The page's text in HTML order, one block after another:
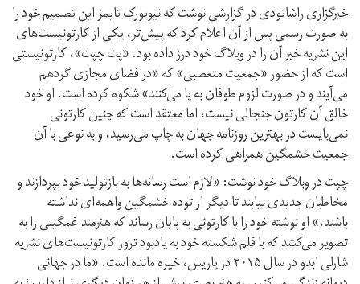
خبرگزاری راشاتودی در گزارشی نوشت که نیویورک تایمز این تصمیم خود را
به صورت رسمی پس از آن اعلام کرد که پیش‌تر، یکی از کارتونیست‌های
این نشریه خبر آن را در وبلاگ خود درز داده بود. «پت چپت»، کارتونیستی
است که از حضور «جمعیت متعصبی»‌ که «در فضای مجازی گردهم
می‌آیند و در صورت لزوم طوفان به پا می‌کنند» شکوه کرده است. او خود
خالق آن کارتون جنجالی نیست، اما معتقد است که چنین کارتونی
نمی‌بایست در بهترین روزنامه جهان به چاپ می‌رسید، و به نوعی با آن
جمعیت خشمگین همراهی کرده است.
چپت در وبلاگ خود نوشت: «لازم است رسانه‌ها به بازتولید خود بپردازند و
مخاطبان جدیدی بیابند تا دیگر از توده خشمگین واهمه‌ای نداشته
باشند.» او نوشته خود را با کارتونی به پایان رساند که هنرمند غمگینی را به
تصویر می‌کشد که با قلم شکسته خود به یادبود ترور کارتونیست‌های نشریه
شارلی ابدو در سال ۲۰۱۵ در پاریس، خیره مانده است. «ما در جهانی